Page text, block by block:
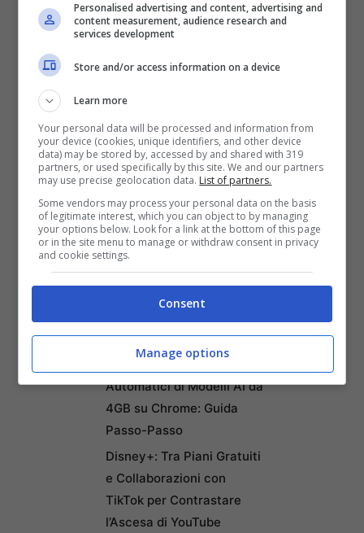
<< 1 2
Articoli recentiCome Fermare i Download
Automatici di Modelli AI da
4GB su Chrome: Guida
Passo-Passo
Disney+: Tra Piani Gratuiti
e Collaborazioni con
TikTok per Contrastare
l’Ascesa di YouTube
Personalised advertising and content, advertising and
content measurement, audience research and
services development
Store and/or access information on a device
Learn more
Your personal data will be processed and information from
your device (cookies, unique identifiers, and other device
data) may be stored by, accessed by and shared with 319
partners, or used specifically by this site. We and our partners
may use precise geolocation data. List of partners.
Some vendors may process your personal data on the basis
of legitimate interest, which you can object to by managing
your options below. Look for a link at the bottom of this page
or in the site menu to manage or withdraw consent in privacy
and cookie settings.
Consent
Manage options